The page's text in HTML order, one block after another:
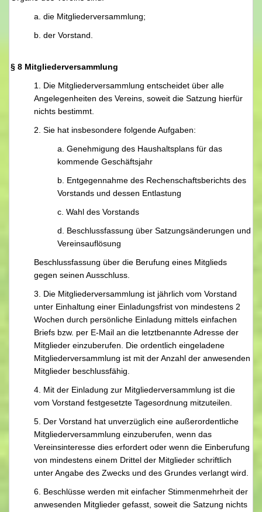
a. die Mitgliederversammlung;
b. der Vorstand.
§ 8 Mitgliederversammlung
1. Die Mitgliederversammlung entscheidet über alle
Angelegenheiten des Vereins, soweit die Satzung hierfür
nichts bestimmt.
2. Sie hat insbesondere folgende Aufgaben:
a. Genehmigung des Haushaltsplans für das
kommende Geschäftsjahr
b. Entgegennahme des Rechenschaftsberichts des
Vorstands und dessen Entlastung
c. Wahl des Vorstands
d. Beschlussfassung über Satzungsänderungen und
Vereinsauflösung
Beschlussfassung über die Berufung eines Mitglieds
gegen seinen Ausschluss.
3. Die Mitgliederversammlung ist jährlich vom Vorstand
unter Einhaltung einer Einladungsfrist von mindestens 2
Wochen durch persönliche Einladung mittels einfachen
Briefs bzw. per E-Mail an die letztbenannte Adresse der
Mitglieder einzuberufen. Die ordentlich eingeladene
Mitgliederversammlung ist mit der Anzahl der anwesenden
Mitglieder beschlussfähig.
4. Mit der Einladung zur Mitgliederversammlung ist die
vom Vorstand festgesetzte Tagesordnung mitzuteilen.
5. Der Vorstand hat unverzüglich eine außerordentliche
Mitgliederversammlung einzuberufen, wenn das
Vereinsinteresse dies erfordert oder wenn die Einberufung
von mindestens einem Drittel der Mitglieder schriftlich
unter Angabe des Zwecks und des Grundes verlangt wird.
6. Beschlüsse werden mit einfacher Stimmenmehrheit der
anwesenden Mitglieder gefasst, soweit die Satzung nichts